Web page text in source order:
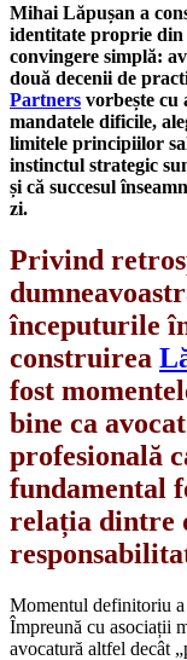
Mihai Lăpușan a
identitate proprie
convingere simplă:
două decenii de
Partners vorbește cu
mandatele dificile,
limitele principiilor
instinctul strategic
și că succesul
zi.
Privind
începuturile
construirea
fost
bine ca
profesională
fundamental
relația dintre
Momentul definitoriu
Împreună cu asociații
avocatură altfel decât